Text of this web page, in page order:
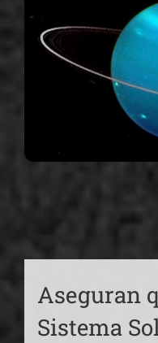
Aseguran
Sistema